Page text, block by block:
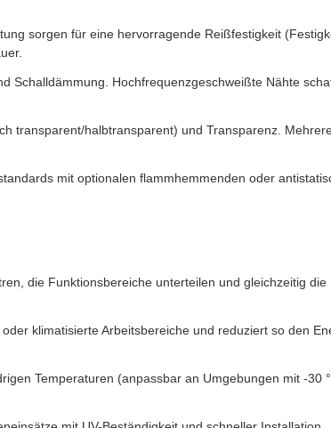
sorgen für eine hervorragende Reißfestigkeit
Schalldämmung. Hochfrequenzgeschweißte Nähte
transparent/halbtransparent) und Transparenz.
mit optionalen flammhemmenden oder
die Funktionsbereiche unterteilen und gleichzeitig
klimatisierte Arbeitsbereiche und reduziert so den
Temperaturen (anpassbar an Umgebungen mit -30